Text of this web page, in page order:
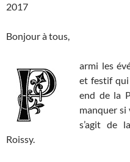
2017
Bonjour à tous,
armi les
et festif
end de la
manquer si
s’agit de
Roissy.